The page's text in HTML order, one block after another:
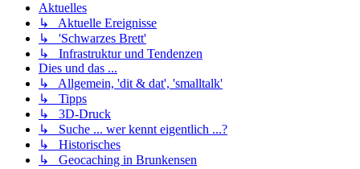
Aktuelles
↳ Aktuelle Ereignisse
↳ 'Schwarzes Brett'
↳ Infrastruktur und Tendenzen
Dies und das ...
↳ Allgemein, 'dit & dat', 'smalltalk'
↳ Tipps
↳ 3D-Druck
↳ Suche ... wer kennt eigentlich ...?
↳ Historisches
↳ Geocaching in Brunkensen